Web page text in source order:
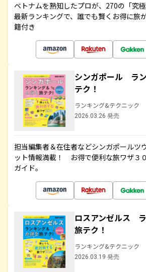
ベトナムを熟知したプロが、270の「究
最新ランキングで、誰でも賢くお得に
籍付き
シンガポール ラ
テク！
ランキング&テクニック
2026.03.26 発売
担当編集者＆在住者などシンガポールツ
ット情報満載！ お得で便利な旅ワザ３
ガイド。
ロスアンゼルス
旅テク！
ランキング&テクニック
2026.03.19 発売